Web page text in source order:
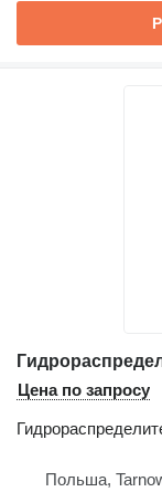
Цена по запросу
Польша,